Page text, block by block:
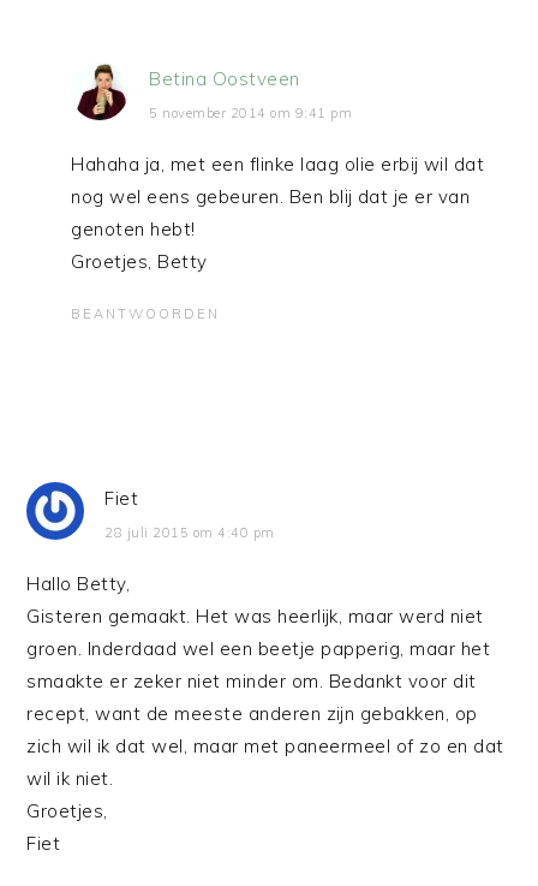
Betina Oostveen
5 november 2014 om 9:41 pm
Hahaha ja, met een flinke laag olie erbij wil dat
nog wel eens gebeuren. Ben blij dat je er van
genoten hebt!
Groetjes, Betty
BEANTWOORDEN
Fiet
28 juli 2015 om 4:40 pm
Hallo Betty,
Gisteren gemaakt. Het was heerlijk, maar werd niet
groen. Inderdaad wel een beetje papperig, maar het
smaakte er zeker niet minder om. Bedankt voor dit
recept, want de meeste anderen zijn gebakken, op
zich wil ik dat wel, maar met paneermeel of zo en dat
wil ik niet.
Groetjes,
Fiet